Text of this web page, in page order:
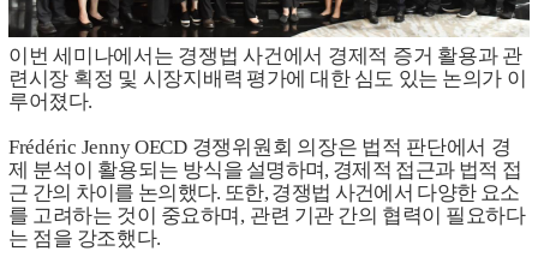
이번 세미나에서는 경쟁법 사건에서 경제적 증거 활용과 관
련시장 획정 및 시장지배력 평가에 대한 심도 있는 논의가 이
루어졌다.
Frédéric Jenny OECD 경쟁위원회 의장은 법적 판단에서 경
제 분석이 활용되는 방식을 설명하며, 경제적 접근과 법적 접
근 간의 차이를 논의했다. 또한,경쟁법 사건에서 다양한 요소
를 고려하는 것이 중요하며 , 관련 기관 간의 협력이 필요하다
는 점을 강조했다.